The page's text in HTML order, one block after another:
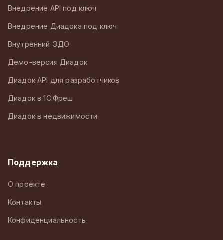
Внедрение API под ключ
Внедрение Диадока под ключ
Внутренний ЭДО
Демо-версия Диадок
Диадок API для разработчиков
Диадок в 1С:Фреш
Диадок в недвижимости
Поддержка
О проекте
Контакты
Конфиденциальность